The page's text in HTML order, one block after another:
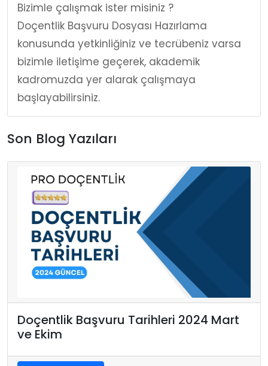
Bizimle çalışmak ister misiniz ?
Doçentlik Başvuru Dosyası Hazırlama
konusunda yetkinliğiniz ve tecrübeniz varsa
bizimle iletişime geçerek, akademik
kadromuzda yer alarak çalışmaya
başlayabilirsiniz.
Son Blog Yazıları
Doçentlik Başvuru Tarihleri 2024 Mart
ve Ekim